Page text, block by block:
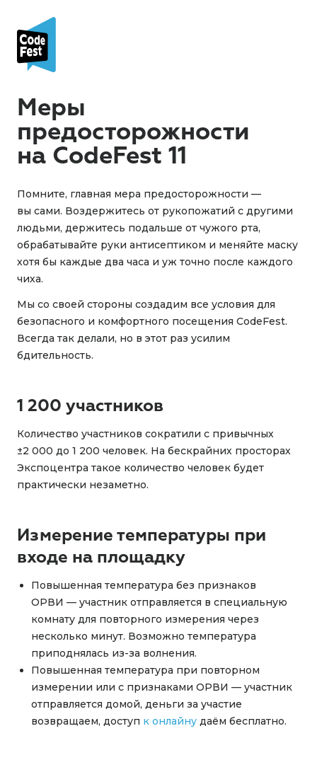
Меры
предосторожности
на CodeFest 11
Помните, главная мера предосторожности —
вы сами. Воздержитесь от рукопожатий с другими
людьми, держитесь подальше от чужого рта,
обрабатывайте руки антисептиком и меняйте маску
хотя бы каждые два часа и уж точно после каждого
чиха.
Мы со своей стороны создадим все условия для
безопасного и комфортного посещения CodeFest.
Всегда так делали, но в этот раз усилим
бдительность.
1 200 участников
Количество участников сократили с привычных
±2 000 до 1 200 человек. На бескрайних просторах
Экспоцентра такое количество человек будет
практически незаметно.
Измерение температуры при
входе на площадку
Повышенная температура без признаков
ОРВИ — участник отправляется в специальную
комнату для повторного измерения через
несколько минут. Возможно температура
приподнялась из-за волнения.
Повышенная температура при повторном
измерении или с признаками ОРВИ — участник
отправляется домой, деньги за участие
возвращаем, доступ к онлайну даём бесплатно.